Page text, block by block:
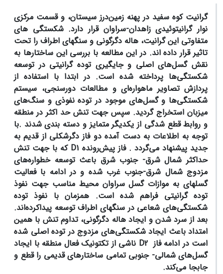
گرانیت کوه سفید در پهنه زمین‌درز سیستان، و قسمت مرکزی
نوار گرانیتوئیدی زاهدان-سراوان قرار دارد. شکستگی های
متفاوتی این گرانیت، هاله دگرگونی و سنگهای اطراف را تحت
تاثیر قرار داده اند. در این مطالعه با بررسی این ساختارها به
نقش گسل‌های اصلی و جایگیری توده گرانیتی در توسعه
شکستگی‌ها پرداخته شده است. در ابتدا با استفاده از
پردازش تصاویر ماهواره‌ای و مطالعات دورسنجی، سیستم
شکستگی‌ها و گسل‌های موجود در توده‌ نفوذی و سنگ‌های
میزبان استخراج گردید. سپس جهت تنش حد اکثر در منطقه
و روابط قطع شدگی از یکدیگر متمایز و دسته بندی شدند .با
توجه به اطلاعات به دست آمده دو فاز دگرشکلی از قدیم به
جدید پیشنهاد می‌گردد . فاز پیش‌رونده D1 که با جهت تنش
حداکثر شمال شرق- جنوب شرق باعث توسعه خطواره‌های
مزدوج شمال شرق-جنوب غرب شده و در ادامه با فعالیت
گسلهای به موازات گسل سراوان محیط مناسب جهت نفوذ
توده گرانیتی فراهم شده است. همزمان با نفوذ توده
شکستگی‌های شعاعی در سنگهای اطراف توسعه پیداکرده‌اند.
بعد از سرد شدن و ایجاد هاله دگرگونی، تداوم تنش با همین
امتداد باعث ایجاد شکستگی‌های مزدوج در توده اصلی شده
است در ادامه فاز D2 ناشی از تکتونیک فعال منطقه با ایجاد
گسل‌های شمالی- جنوبی تمامی ساختارهای قدیمی را قطع و
جابجا می‌کند.